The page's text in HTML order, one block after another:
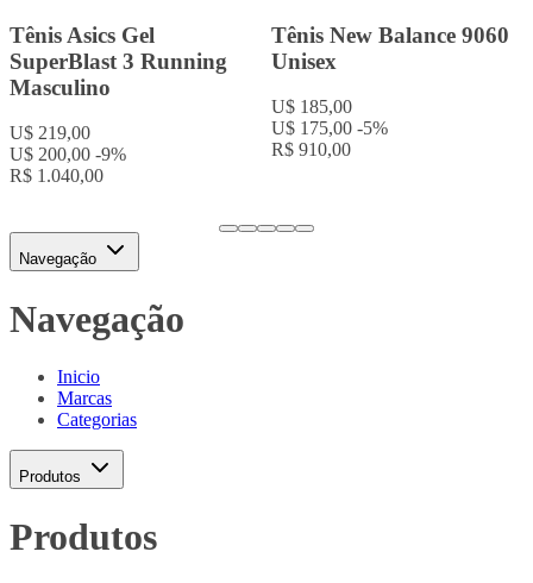
Tênis Asics Gel
SuperBlast 3 Running
Masculino
U$ 219,00
U$ 200,00 -9%
R$ 1.040,00
Tênis New Balance 9060
Unisex
U$ 185,00
U$ 175,00 -5%
R$ 910,00
Navegação
Navegação
Inicio
Marcas
Categorias
Produtos
Produtos